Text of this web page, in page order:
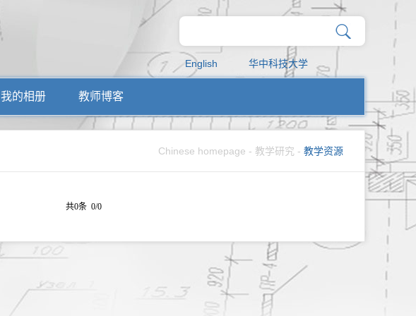
English 华中科技大学
我的相册 教师博客
Chinese homepage - 教学研究 - 教学资源
共0条 0/0